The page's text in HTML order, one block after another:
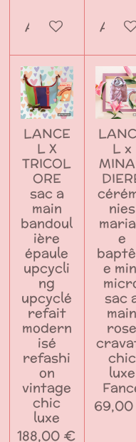
Ajouter au
LANCE
L X
TRICOL
ORE
sac a
main
bandoul
ière
épaule
upcycli
ng
upcyclé
refait
modern
isé
refashi
on
vintage
chic
luxe
188,00 €
L x
nies
e
e
sac
main
rose
chic
luxe